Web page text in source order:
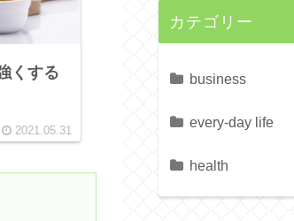
くする
2021.05.31
カテゴリー
business
every-day life
health